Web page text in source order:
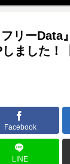
フリーData
ました！
Facebook
LINE